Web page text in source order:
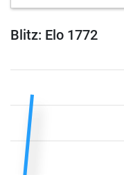
Blitz: Elo 1772